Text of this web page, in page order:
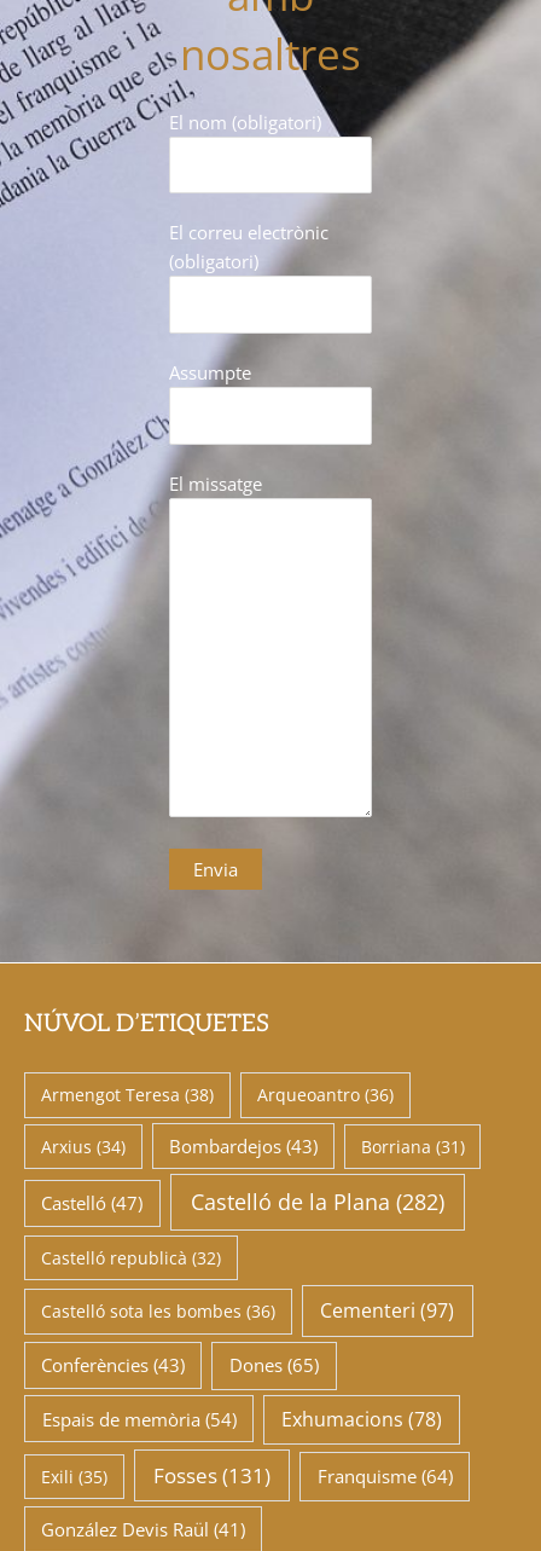
nosaltres
El nom (obligatori)
El correu electrònic
(obligatori)
Assumpte
El missatge
NÚVOL D’ETIQUETES
Armengot Teresa (38) Arqueoantro(36)
Arxius (34) Bombardejos(43) Borriana (31)
Castelló (47) Castelló de la Plana (282)
Castelló republicà (32)
Castelló sota les bombes (36) Cementeri (97)
Conferències (43) Dones(65)
Espais de memòria (54) Exhumacions (78)
Exili (35) Fosses(131) Franquisme(64)
González Devis Raül (41)